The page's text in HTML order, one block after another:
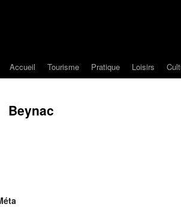
Accueil Tourisme Pratique Loisirs
Beynac